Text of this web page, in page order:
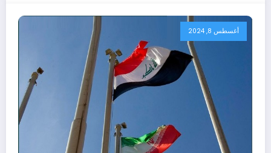
أغسطس 8, 2024